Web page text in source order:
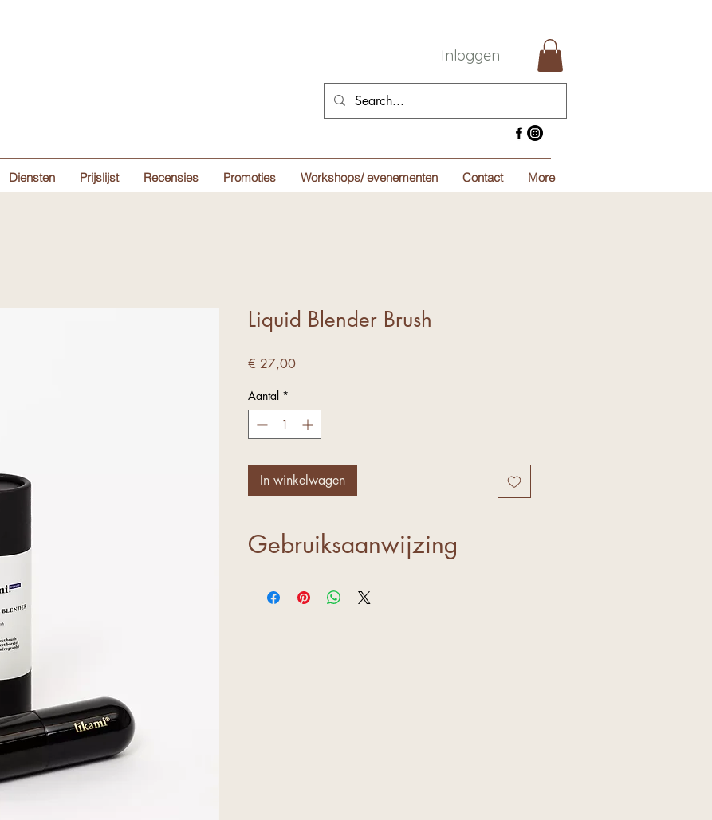
Inloggen
Diensten Prijslijst Recensies Promoties Workshops/ evenementen Contact More
Liquid Blender Brush
€ 27,00Prijs
Aantal *
In winkelwagen
Gebruiksaanwijzing
hoeveelheid van je vloeibare make-up